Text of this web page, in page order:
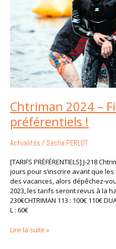
Chtriman 2024 –
préférentiels !
Actualités / Sacha PERLOT
[TARIFS PRÉFÉRENTIELS] J-218
jours pour s’inscrire avant que
des vacances, alors dépêchez-
2023, les tarifs seront revus à la
230€CHTRIMAN 113 : 100€ 110€
L : 60€
préférentiels
Lire la suite »